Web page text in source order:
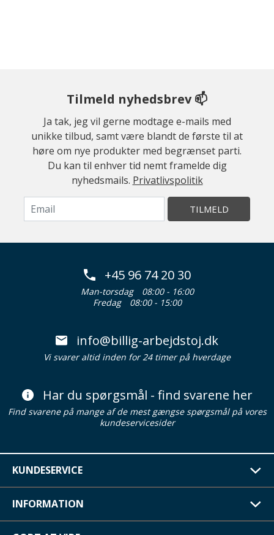
Tilmeld nyhedsbrev 📫
Ja tak, jeg vil gerne modtage e-mails med
unikke tilbud, samt være blandt de første til at
høre om nye produkter med begrænset parti.
Du kan til enhver tid nemt framelde dig
nyhedsmails. Privatlivspolitik
TILMELD
+45 96 74 20 30
Man-torsdag
08:00 - 16:00
Fredag
08:00 - 15:00
info@billig-arbejdstoj.dk
Vi svarer altid inden for 24 timer på hverdage
Har du spørgsmål - find svarene her
Find svarene på mange af de mest gængse spørgsmål på vores
kundeservicesider
KUNDESERVICE
INFORMATION